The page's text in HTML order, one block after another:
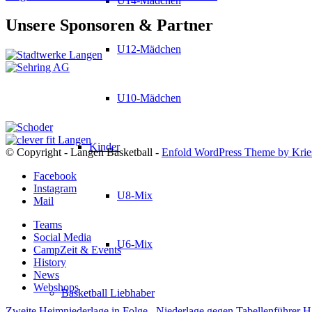
U12-Mädchen
U10-Mädchen
Kinder
U8-Mix
U6-Mix
Basketball Liebhaber
Unsere Sponsoren & Partner
© Copyright - Langen Basketball - Enfold WordPress Theme by
Facebook
Instagram
Mail
Teams
Social Media
CampZeit & Events
History
News
Webshops